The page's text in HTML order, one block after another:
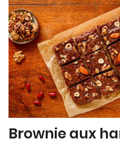
Brownie aux